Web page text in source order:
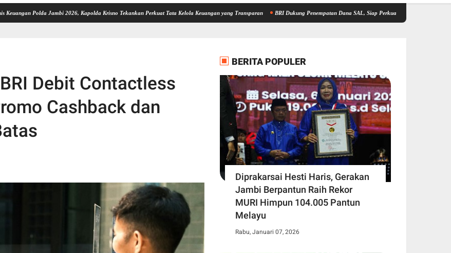
Polda Jambi 2026, Kapolda Krisno Tekankan Perkuat Tata Kelola Keuangan yang Transparan BRI Dukung Penempatan Dana SAL, Siap Perkuat Kredit UMKM dan Sektor
Debit Contactless
Cashback dan
BERITA POPULER
Diprakarsai Hesti Haris, Gerakan
Jambi Berpantun Raih Rekor
MURI Himpun 104.005 Pantun
Melayu
Rabu, Januari 07, 2026